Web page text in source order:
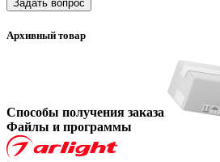
Задать вопрос
Архивный товар
Способы получения заказа
Файлы и программы